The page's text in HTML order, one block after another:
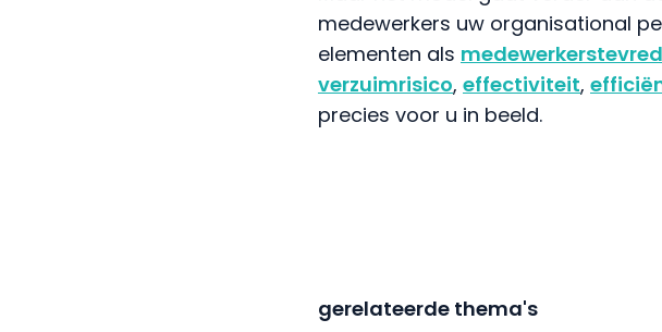
medewerkers uw organisational
elementen als
verzuimrisico, effectiviteit,
precies voor u in beeld.
gerelateerde thema's